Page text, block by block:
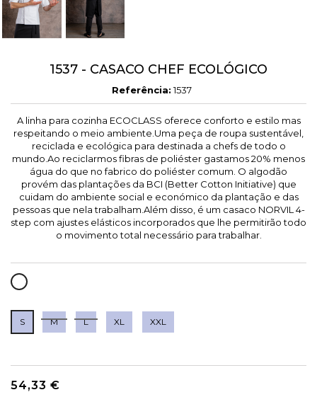
1537 - CASACO CHEF ECOLÓGICO
Referência: 1537
A linha para cozinha ECOCLASS oferece conforto e estilo mas
respeitando o meio ambiente.Uma peça de roupa sustentável,
reciclada e ecológica para destinada a chefs de todo o
mundo.Ao reciclarmos fibras de poliéster gastamos 20% menos
água do que no fabrico do poliéster comum. O algodão
provém das plantações da BCI (Better Cotton Initiative) que
cuidam do ambiente social e económico da plantação e das
pessoas que nela trabalham.Além disso, é um casaco NORVIL 4-
step com ajustes elásticos incorporados que lhe permitirão todo
o movimento total necessário para trabalhar.
BRANCO
S M L XL XXL
54,33 €